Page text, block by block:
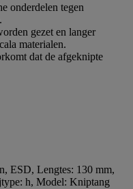
onderdelen tegen
gezet en langer
materialen.
dat de afgeknipte
ESD, Lengtes: 130 mm,
h, Model: Kniptang